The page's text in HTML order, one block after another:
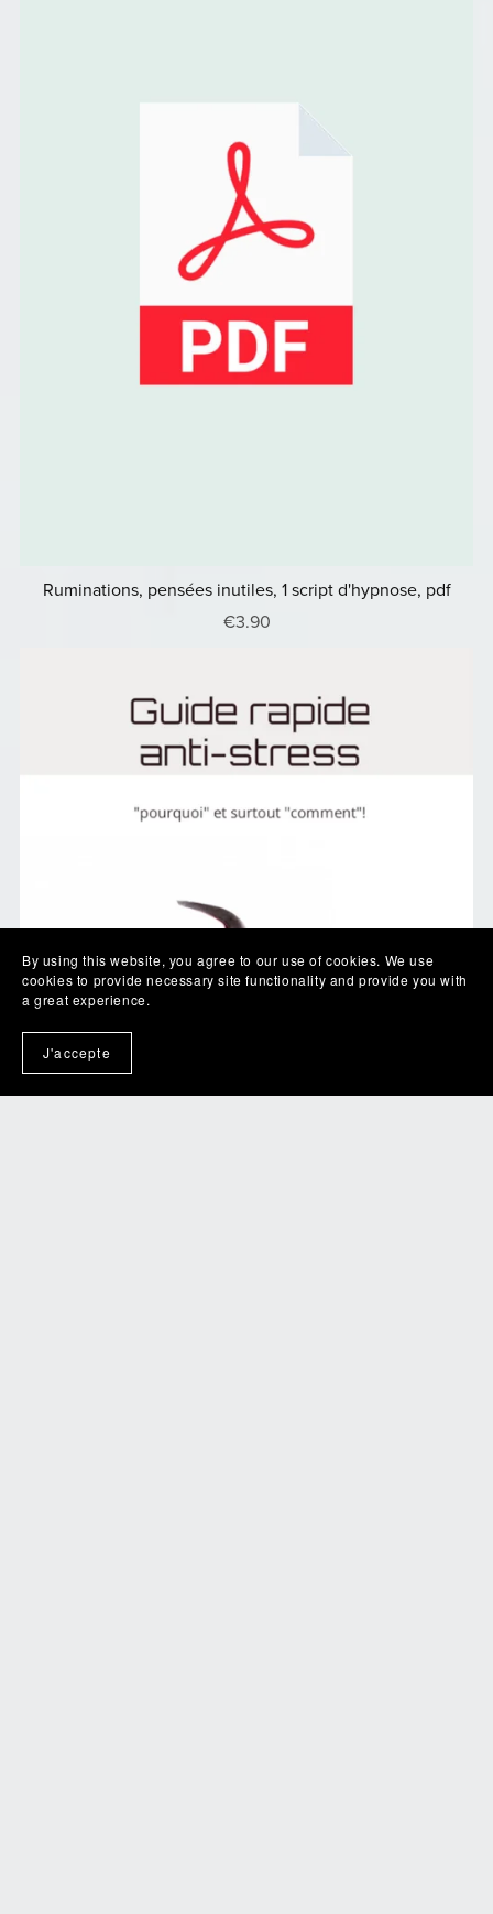
Ruminations, pensées inutiles, 1 script d'hypnose, pdf
€3.90
By using this website, you agree to our use of cookies. We use
cookies to provide necessary site functionality and provide you with
a great experience.
J'accepte